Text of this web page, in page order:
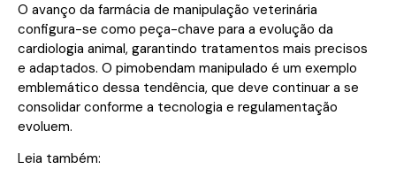
O avanço da farmácia de manipulação veterinária
configura-se como peça-chave para a evolução da
cardiologia animal, garantindo tratamentos mais precisos
e adaptados. O pimobendam manipulado é um exemplo
emblemático dessa tendência, que deve continuar a se
consolidar conforme a tecnologia e regulamentação
evoluem.
Leia também: